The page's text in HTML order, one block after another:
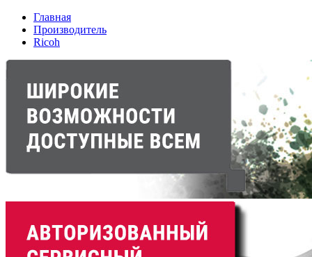
Главная
Производитель
Ricoh